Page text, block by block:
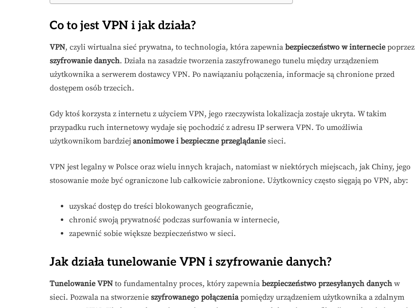
Co to jest VPN i jak działa?
VPN, czyli wirtualna sieć prywatna, to technologia, która zapewnia bezpieczeństwo w internecie poprzez
szyfrowanie danych. Działa na zasadzie tworzenia zaszyfrowanego tunelu między urządzeniem
użytkownika a serwerem dostawcy VPN. Po nawiązaniu połączenia, informacje są chronione przed
dostępem osób trzecich.
Gdy ktoś korzysta z internetu z użyciem VPN, jego rzeczywista lokalizacja zostaje ukryta. W takim
przypadku ruch internetowy wydaje się pochodzić z adresu IP serwera VPN. To umożliwia
użytkownikom bardziej anonimowe i bezpieczne przeglądanie sieci.
VPN jest legalny w Polsce oraz wielu innych krajach, natomiast w niektórych miejscach, jak Chiny, jego
stosowanie może być ograniczone lub całkowicie zabronione. Użytkownicy często sięgają po VPN, aby:
uzyskać dostęp do treści blokowanych geograficznie,
chronić swoją prywatność podczas surfowania w internecie,
zapewnić sobie większe bezpieczeństwo w sieci.
Jak działa tunelowanie VPN i szyfrowanie danych?
Tunelowanie VPN to fundamentalny proces, który zapewnia bezpieczeństwo przesyłanych danych w
sieci. Pozwala na stworzenie szyfrowanego połączeniapomiędzy urządzeniem użytkownika a zdalnym